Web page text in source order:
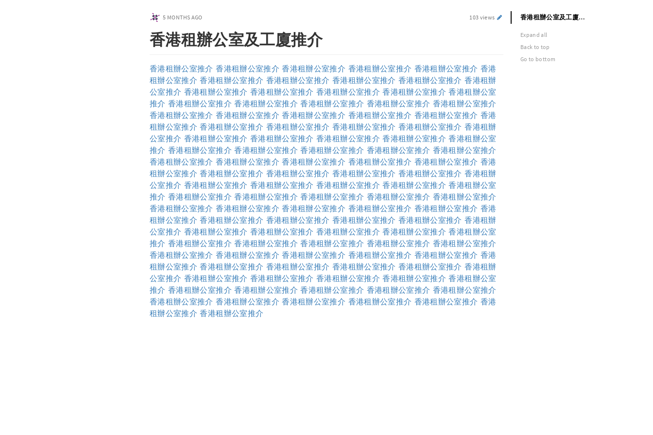
5 MONTHS AGO 103 views
香港租辦公室及工廈推介
香港租辦公室推介 香港租辦公室推介 香港租辦公室推介 香港租辦公室推介 香港租辦公室推介 香港
租辦公室推介 香港租辦公室推介 香港租辦公室推介 香港租辦公室推介 香港租辦公室推介 香港租辦
公室推介 香港租辦公室推介 香港租辦公室推介 香港租辦公室推介 香港租辦公室推介 香港租辦公室
推介 香港租辦公室推介 香港租辦公室推介 香港租辦公室推介 香港租辦公室推介 香港租辦公室推介
香港租辦公室推介 香港租辦公室推介 香港租辦公室推介 香港租辦公室推介 香港租辦公室推介 香港
租辦公室推介 香港租辦公室推介 香港租辦公室推介 香港租辦公室推介 香港租辦公室推介 香港租辦
公室推介 香港租辦公室推介 香港租辦公室推介 香港租辦公室推介 香港租辦公室推介 香港租辦公室
推介 香港租辦公室推介 香港租辦公室推介 香港租辦公室推介 香港租辦公室推介 香港租辦公室推介
香港租辦公室推介 香港租辦公室推介 香港租辦公室推介 香港租辦公室推介 香港租辦公室推介 香港
租辦公室推介 香港租辦公室推介 香港租辦公室推介 香港租辦公室推介 香港租辦公室推介 香港租辦
公室推介 香港租辦公室推介 香港租辦公室推介 香港租辦公室推介 香港租辦公室推介 香港租辦公室
推介 香港租辦公室推介 香港租辦公室推介 香港租辦公室推介 香港租辦公室推介 香港租辦公室推介
香港租辦公室推介 香港租辦公室推介 香港租辦公室推介 香港租辦公室推介 香港租辦公室推介 香港
租辦公室推介 香港租辦公室推介 香港租辦公室推介 香港租辦公室推介 香港租辦公室推介 香港租辦
公室推介 香港租辦公室推介 香港租辦公室推介 香港租辦公室推介 香港租辦公室推介 香港租辦公室
推介 香港租辦公室推介 香港租辦公室推介 香港租辦公室推介 香港租辦公室推介 香港租辦公室推介
香港租辦公室推介 香港租辦公室推介 香港租辦公室推介 香港租辦公室推介 香港租辦公室推介 香港
租辦公室推介 香港租辦公室推介 香港租辦公室推介 香港租辦公室推介 香港租辦公室推介 香港租辦
公室推介 香港租辦公室推介 香港租辦公室推介 香港租辦公室推介 香港租辦公室推介 香港租辦公室
推介 香港租辦公室推介 香港租辦公室推介 香港租辦公室推介 香港租辦公室推介 香港租辦公室推介
香港租辦公室推介 香港租辦公室推介 香港租辦公室推介 香港租辦公室推介 香港租辦公室推介 香港
租辦公室推介 香港租辦公室推介
香港租辦公室及工廈推介
Expand all
Back to top
Go to bottom